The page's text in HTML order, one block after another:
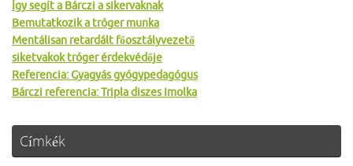
Így segít a Bárczi a sikervaknak
Bemutatkozik a tróger munka
Mentálisan retardált főosztályvezető
siketvakok tróger érdekvédője
Referencia: Gyagyás gyógypedagógus
Bárczi referencia: Tripla diszes Imolka
Címkék